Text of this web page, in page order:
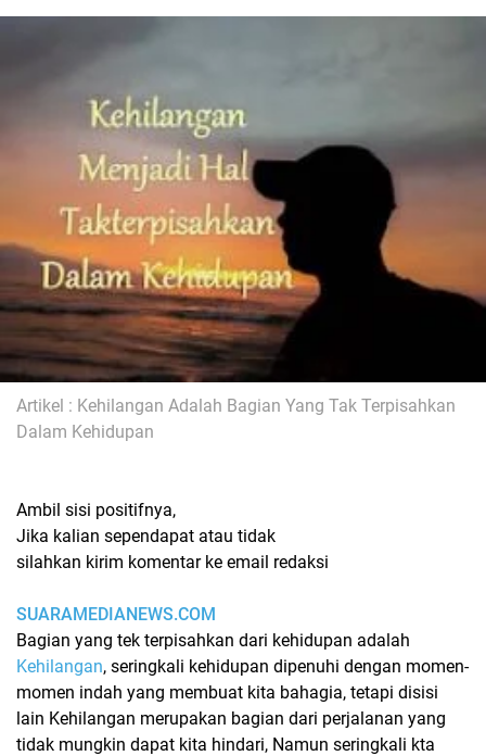
Artikel : Kehilangan Adalah Bagian Yang Tak Terpisahkan
Dalam Kehidupan
Ambil sisi positifnya,
Jika kalian sependapat atau tidak
silahkan kirim komentar ke email redaksi
SUARAMEDIANEWS.COM
Bagian yang tek terpisahkan dari kehidupan adalah
Kehilangan, seringkali kehidupan dipenuhi dengan momen-
momen indah yang membuat kita bahagia, tetapi disisi
lain Kehilangan merupakan bagian dari perjalanan yang
tidak mungkin dapat kita hindari, Namun seringkali kta